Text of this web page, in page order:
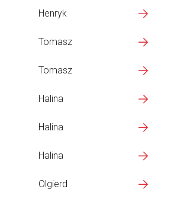
Henryk
Tomasz
Tomasz
Halina
Halina
Halina
Olgierd